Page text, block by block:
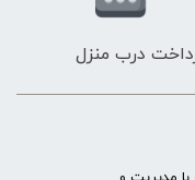
درب منزل